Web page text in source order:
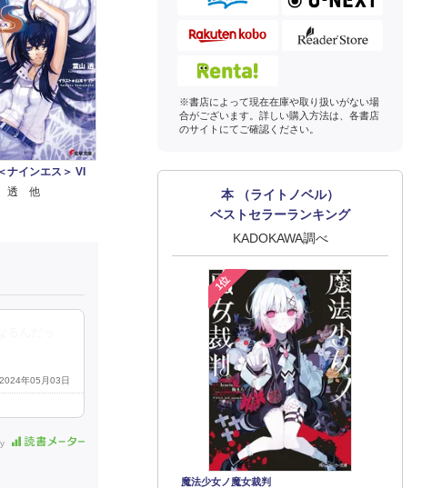
ナインエス＞ VI
透 他
2024年05月03日
※書店によって現在在庫や取り扱いがない場
合がございます。詳しい購入方法は、各書店
のサイトにてご確認ください。
本 （ライトノベル）
ベストセラーランキング
KADOKAWA調べ
1位
魔法少女ノ魔女裁判